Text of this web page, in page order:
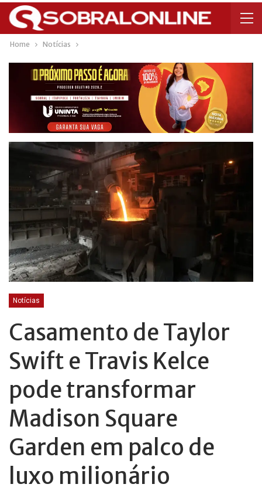
Home Notícias
Notícias
Casamento de Taylor
Swift e Travis Kelce
pode transformar
Madison Square
Garden em palco de
luxo milionário